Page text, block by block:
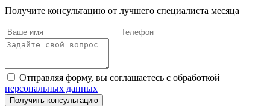
Получите консультацию от лучшего специалиста месяца
Отправляя форму, вы соглашаетесь с обработкой
персональных данных
Получить консультацию